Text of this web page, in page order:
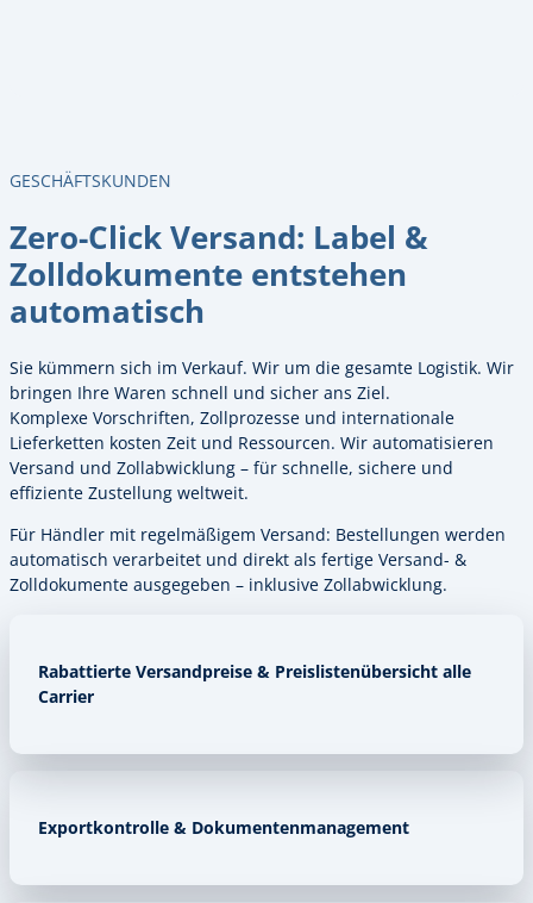
GESCHÄFTSKUNDEN
Zero-Click Versand: Label &
Zolldokumente entstehen
automatisch
Sie kümmern sich im Verkauf. Wir um die gesamte Logistik. Wir
bringen Ihre Waren schnell und sicher ans Ziel.
Komplexe Vorschriften, Zollprozesse und internationale
Lieferketten kosten Zeit und Ressourcen. Wir automatisieren
Versand und Zollabwicklung – für schnelle, sichere und
effiziente Zustellung weltweit.
Für Händler mit regelmäßigem Versand: Bestellungen werden
automatisch verarbeitet und direkt als fertige Versand- &
Zolldokumente ausgegeben – inklusive Zollabwicklung.
Rabattierte Versandpreise & Preislistenübersicht alle
Carrier
Exportkontrolle & Dokumentenmanagement